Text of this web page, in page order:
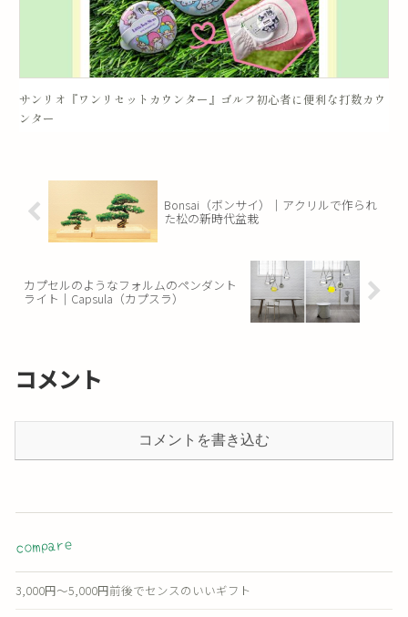
サンリオ『ワンリセットカウンター』ゴルフ初心者に便利な打数カウ
ンター
Bonsai（ボンサイ）｜アクリルで作られ
た松の新時代盆栽
カプセルのようなフォルムのペンダント
ライト｜Capsula（カプスラ）
コメント
コメントを書き込む
compare
3,000円〜5,000円前後でセンスのいいギフト